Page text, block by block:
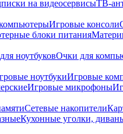
на видеосервисыТВ-
Игровые консоли
блоки питания
ноутбуковОчки для
ноутбукиИгровые
Игровые микрофоны
Сетевые накопители
Кухонные уголки,